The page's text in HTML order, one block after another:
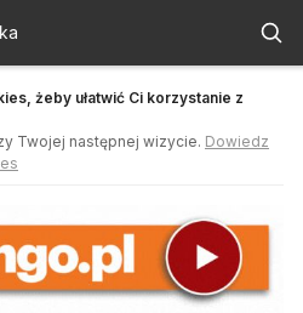
żeby ułatwić Ci korzystanie z
Twojej następnej wizycie. Dowiedz